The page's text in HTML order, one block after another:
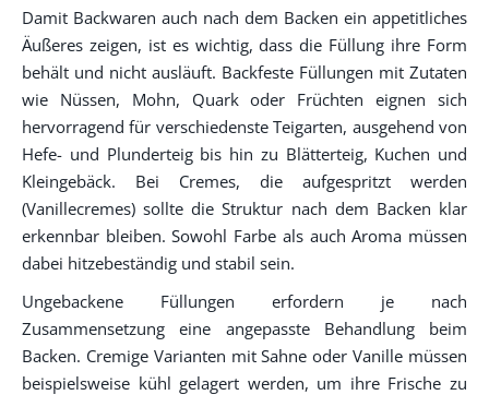
Damit Backwaren auch nach dem Backen ein appetitliches
Äußeres zeigen, ist es wichtig, dass die Füllung ihre Form
behält und nicht ausläuft. Backfeste Füllungen mit Zutaten
wie Nüssen, Mohn, Quark oder Früchten eignen sich
hervorragend für verschiedenste Teigarten, ausgehend von
Hefe- und Plunderteig bis hin zu Blätterteig, Kuchen und
Kleingebäck. Bei Cremes, die aufgespritzt werden
(Vanillecremes) sollte die Struktur nach dem Backen klar
erkennbar bleiben. Sowohl Farbe als auch Aroma müssen
dabei hitzebeständig und stabil sein.
Ungebackene Füllungen erfordern je nach
Zusammensetzung eine angepasste Behandlung beim
Backen. Cremige Varianten mit Sahne oder Vanille müssen
beispielsweise kühl gelagert werden, um ihre Frische zu